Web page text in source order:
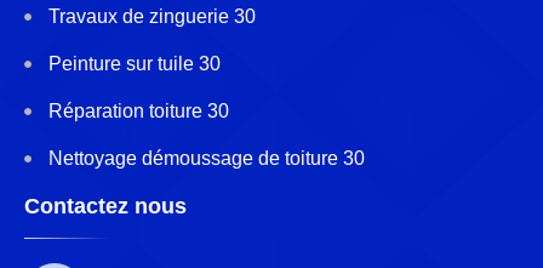
Travaux de zinguerie 30
Peinture sur tuile 30
Réparation toiture 30
Nettoyage démoussage de toiture 30
Contactez nous